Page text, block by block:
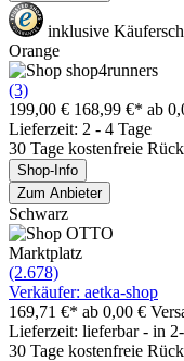
inklusive
Orange
(3)
199,00 € 168,99 €* ab
Lieferzeit: 2 - 4 Tage
30 Tage kostenfreie
Shop-Info
Zum Anbieter
Schwarz
Marktplatz
(2.678)
Verkäufer: aetka-shop
169,71 €* ab 0,00 €
Lieferzeit: lieferbar - in
30 Tage kostenfreie